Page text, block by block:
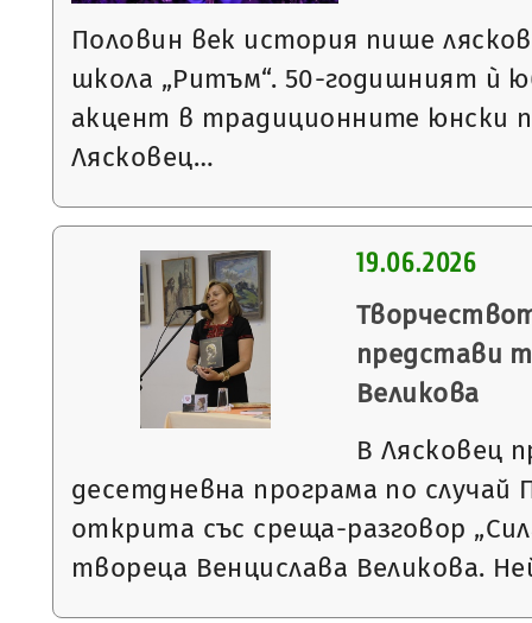
Половин век история пише
школа „Ритъм“. 50-годишният ѝ
акцент в традиционните юнски
Лясковец…
19.06.2026
представи
Великова
В Лясковец
десетдневна програма по
открита със среща-разговор
твореца Венцислава Великова.